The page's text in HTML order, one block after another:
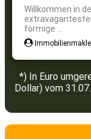
Willkommen in
förmige ...
*) In Euro
Dollar) vom